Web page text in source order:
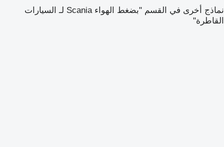
نماذج أخرى في القسم "بضغط الهواء Scania لـ السيارات
القاطرة"